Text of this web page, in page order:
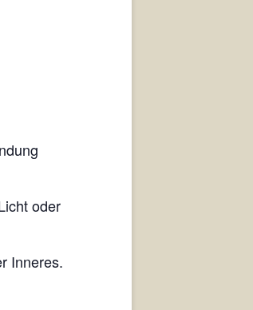
oder
Inneres.